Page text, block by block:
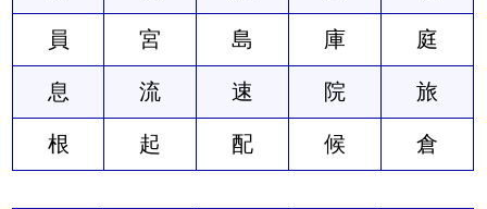
員 宮 島 庫 庭
息 流 速 院 旅
根 起 配 候 倉